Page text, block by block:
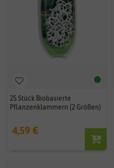
25 Stück Biobasierte
Pflanzenklammern (2 Größen)
4,59 €